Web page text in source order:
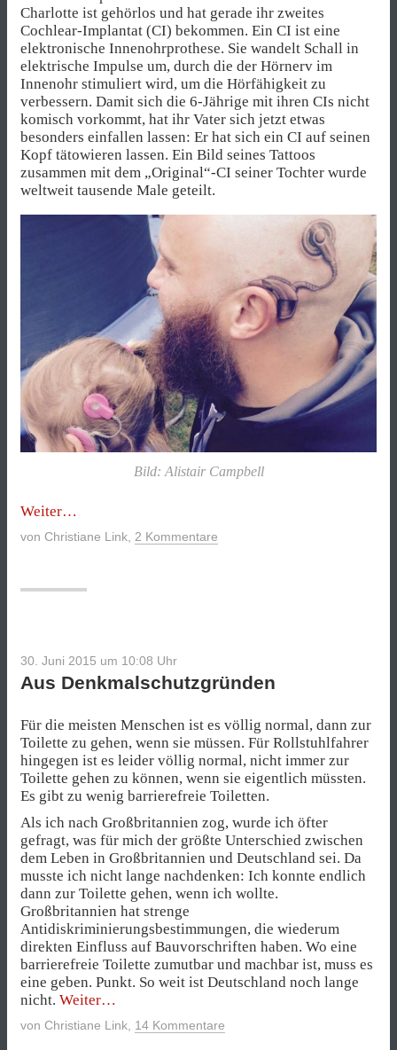
Charlotte ist gehörlos und hat gerade ihr zweites
Cochlear-Implantat (CI) bekommen. Ein CI ist eine
elektronische Innenohrprothese. Sie wandelt Schall in
elektrische Impulse um, durch die der Hörnerv im
Innenohr stimuliert wird, um die Hörfähigkeit zu
verbessern. Damit sich die 6-Jährige mit ihren CIs nicht
komisch vorkommt, hat ihr Vater sich jetzt etwas
besonders einfallen lassen: Er hat sich ein CI auf seinen
Kopf tätowieren lassen. Ein Bild seines Tattoos
zusammen mit dem „Original“-CI seiner Tochter wurde
weltweit tausende Male geteilt.
Bild: Alistair Campbell
Weiter„Das
Tattoo
eines
von Christiane Link 2 Kommentare
30. Juni 2015 um 10:08 Uhr
Aus Denkmalschutzgründen
Für die meisten Menschen ist es völlig normal, dann zur
Toilette zu gehen, wenn sie müssen. Für Rollstuhlfahrer
hingegen ist es leider völlig normal, nicht immer zur
Toilette gehen zu können, wenn sie eigentlich müssten.
Es gibt zu wenig barrierefreie Toiletten.
Als ich nach Großbritannien zog, wurde ich öfter
gefragt, was für mich der größte Unterschied zwischen
dem Leben in Großbritannien und Deutschland sei. Da
musste ich nicht lange nachdenken: Ich konnte endlich
dann zur Toilette gehen, wenn ich wollte.
Großbritannien hat strenge
Antidiskriminierungsbestimmungen, die wiederum
direkten Einfluss auf Bauvorschriften haben. Wo eine
barrierefreie Toilette zumutbar und machbar ist, muss es
eine geben. Punkt. So weit ist Deutschland noch lange
nicht. Weiter„Aus
Denkmalschutzgründen“
von Christiane Link, 14 Kommentare